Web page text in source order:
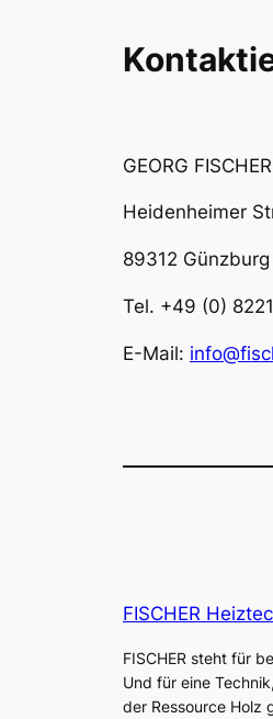
GEORG
Heidenheimer
89312 Günzburg
Tel. +49 (0)
E-Mail:
FISCHER
FISCHER steht für
Und für eine
der Ressource Holz